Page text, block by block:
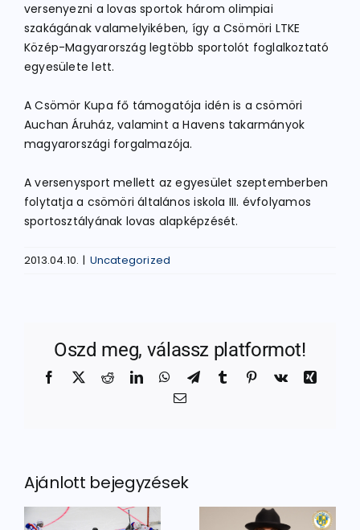
versenyezni a lovas sportok három olimpiai
szakágának valamelyikében, így a Csömöri LTKE
Közép-Magyarország legtöbb sportolót foglalkoztató
egyesülete lett.
A Csömör Kupa fő támogatója idén is a csömöri
Auchan Áruház, valamint a Havens takarmányok
magyarországi forgalmazója.
A versenysport mellett az egyesület szeptemberben
folytatja a csömöri általános iskola III. évfolyamos
sportosztályának lovas alapképzését.
2013.04.10. | Uncategorized
Oszd meg, válassz platformot!
Facebook
X RedditLinkedInWhatsApp
TelegramTumblr Pinterest
Vk
Xing
Email:
Ajánlott bejegyzések